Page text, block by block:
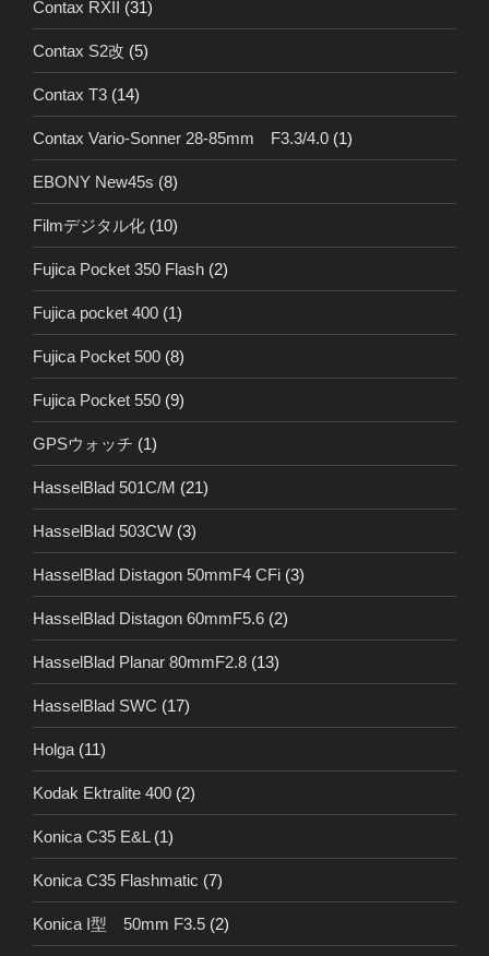
Contax RXII (31)
Contax S2改 (5)
Contax T3 (14)
Contax Vario-Sonner 28-85mm F3.3/4.0 (1)
EBONY New45s (8)
Filmデジタル化 (10)
Fujica Pocket 350 Flash (2)
Fujica pocket 400 (1)
Fujica Pocket 500 (8)
Fujica Pocket 550 (9)
GPSウォッチ (1)
HasselBlad 501C/M (21)
HasselBlad 503CW (3)
HasselBlad Distagon 50mmF4 CFi (3)
HasselBlad Distagon 60mmF5.6 (2)
HasselBlad Planar 80mmF2.8 (13)
HasselBlad SWC (17)
Holga (11)
Kodak Ektralite 400 (2)
Konica C35 E&L (1)
Konica C35 Flashmatic (7)
Konica I型 50mm F3.5 (2)